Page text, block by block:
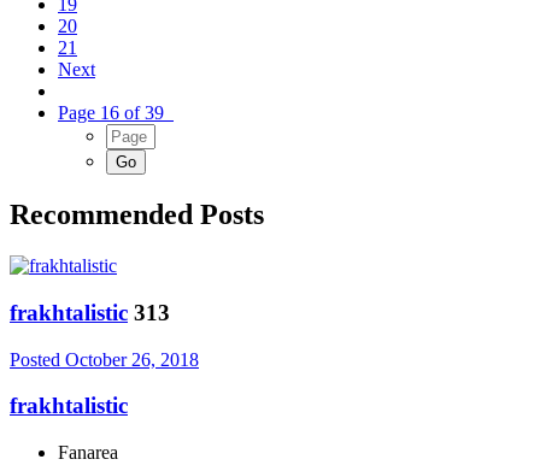
19
20
21
Next
Page 16 of 39
Recommended Posts
frakhtalistic 313
Posted October 26, 2018
frakhtalistic
Fanarea